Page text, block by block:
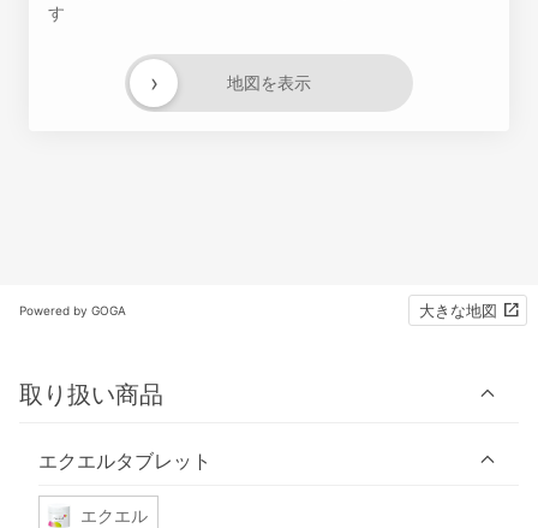
す
地図を表示
›
Powered by GOGA 大きな地図
取り扱い商品
エクエルタブレット
エクエル